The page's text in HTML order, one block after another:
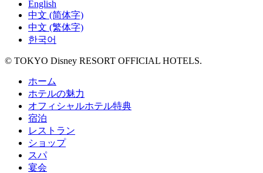
English
中文 (简体字)
中文 (繁体字)
한국어
© TOKYO Disney RESORT OFFICIAL HOTELS.
ホーム
ホテルの魅力
オフィシャルホテル特典
宿泊
レストラン
ショップ
スパ
宴会